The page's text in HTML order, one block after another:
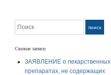
Поиск поиск
Свежие записи
ЗАЯВЛЕНИЕ о лекарственных
препаратах, не содержащих